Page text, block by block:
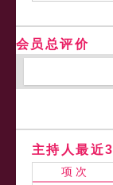
会员总评价
主持人最近
项 次